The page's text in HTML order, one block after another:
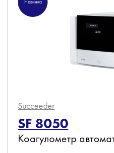
Новинка
Succeeder
SF 8050
Коагулометр